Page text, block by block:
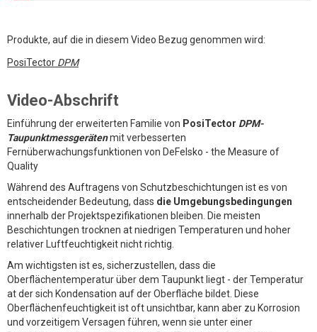
Produkte, auf die in diesem Video Bezug genommen wird:
PosiTector DPM
Video-Abschrift
Einführung der erweiterten Familie von PosiTector DPM-
Taupunktmessgerätenmit verbesserten
Fernüberwachungsfunktionen von DeFelsko - the Measure of
Quality
Während des Auftragens von Schutzbeschichtungen ist es von
entscheidender Bedeutung, dass die Umgebungsbedingungen
innerhalb der Projektspezifikationen bleiben. Die meisten
Beschichtungen trocknen at niedrigen Temperaturen und hoher
relativer Luftfeuchtigkeit nicht richtig.
Am wichtigsten ist es, sicherzustellen, dass die
Oberflächentemperatur über dem Taupunkt liegt - der Temperatur
at der sich Kondensation auf der Oberfläche bildet. Diese
Oberflächenfeuchtigkeit ist oft unsichtbar, kann aber zu Korrosion
und vorzeitigem Versagen führen, wenn sie unter einer